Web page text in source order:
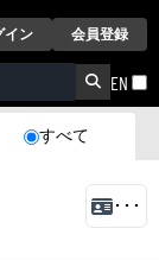
イン 会員登録
EN
すべて
･･･